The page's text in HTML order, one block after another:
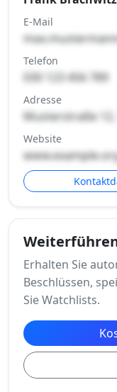
E-Mail
Telefon
030 123 456 789
Adresse
Musterstraße
Website
Erhalten Sie
Beschlüssen,
Sie Watchlists.